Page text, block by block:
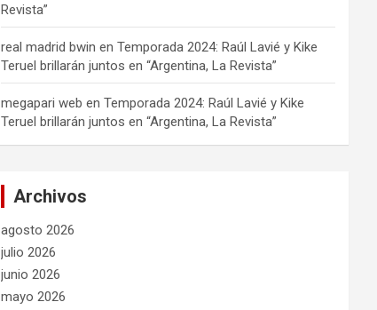
Revista”
real madrid bwin enTemporada 2024: Raúl Lavié y Kike
Teruel brillarán juntos en “Argentina, La Revista”
megapari web enTemporada 2024: Raúl Lavié y Kike
Teruel brillarán juntos en “Argentina, La Revista”
Archivos
agosto 2026
julio 2026
junio 2026
mayo 2026